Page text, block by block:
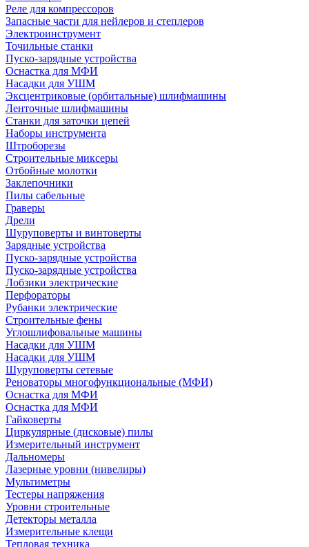
Реле для компрессоров
Запасные части для нейлеров и степлеров
Электроинструмент
Точильные станки
Пуско-зарядные устройства
Оснастка для МФИ
Насадки для УШМ
Эксцентриковые (орбитальные) шлифмашины
Ленточные шлифмашины
Станки для заточки цепей
Наборы инструмента
Штроборезы
Строительные миксеры
Отбойные молотки
Заклепочники
Пилы сабельные
Граверы
Дрели
Шуруповерты и винтоверты
Зарядные устройства
Пуско-зарядные устройства
Пуско-зарядные устройства
Лобзики электрические
Перфораторы
Рубанки электрические
Строительные фены
Углошлифовальные машины
Насадки для УШМ
Насадки для УШМ
Шуруповерты сетевые
Реноваторы многофункциональные (МФИ)
Оснастка для МФИ
Оснастка для МФИ
Гайковерты
Циркулярные (дисковые) пилы
Измерительный инструмент
Дальномеры
Лазерные уровни (нивелиры)
Мультиметры
Тестеры напряжения
Уровни строительные
Детекторы металла
Измерительные клещи
Тепловая техника